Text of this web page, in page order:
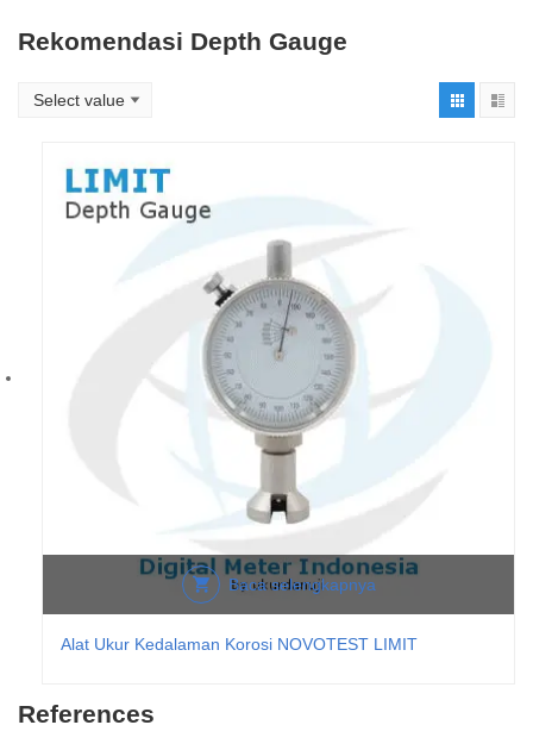
Rekomendasi Depth Gauge
Baca selengkapnya
Alat Ukur Kedalaman Korosi NOVOTEST LIMIT
References